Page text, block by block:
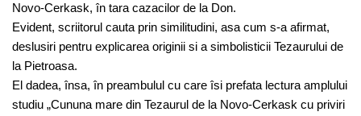
Novo-Cerkask, în tara cazacilor de la Don.
Evident, scriitorul cauta prin similitudini, asa cum s-a afirmat,
deslusiri pentru explicarea originii si a simbolisticii Tezaurului de
la Pietroasa.
El dadea, însa, în preambulul cu care îsi prefata lectura amplului
studiu „Cununa mare din Tezaurul de la Novo-Cerkask cu priviri